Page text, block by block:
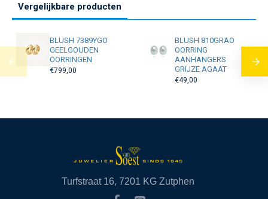
Vergelijkbare producten
BLUSH 7389YGO
GEELGOUDEN
OORRINGEN
€799,00
BLUSH 810GRAO
OORRING
AANHANGERS
GRIJZE AGAAT
€49,00
Turfstraat 16, 7201 KG Zutphen